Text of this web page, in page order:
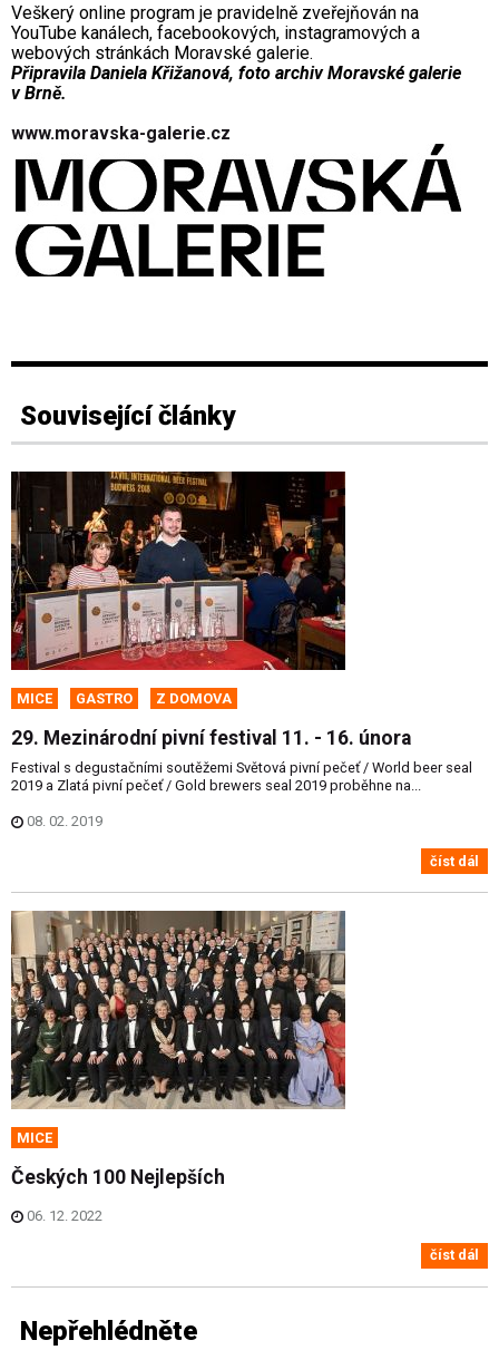
Veškerý online program je pravidelně zveřejňován na
YouTube kanálech, facebookových, instagramových a
webových stránkách Moravské galerie.
Připravila Daniela Křižanová, foto archiv Moravské galerie
v Brně.
www.moravska-galerie.cz
Související články
MICE GASTRO Z DOMOVA
29. Mezinárodní pivní festival 11. - 16. února
Festival s degustačními soutěžemi Světová pivní pečeť / World beer seal
2019 a Zlatá pivní pečeť / Gold brewers seal 2019 proběhne na...
08. 02. 2019
číst dál
MICE
Českých 100 Nejlepších
06. 12. 2022
číst dál
Nepřehlédněte